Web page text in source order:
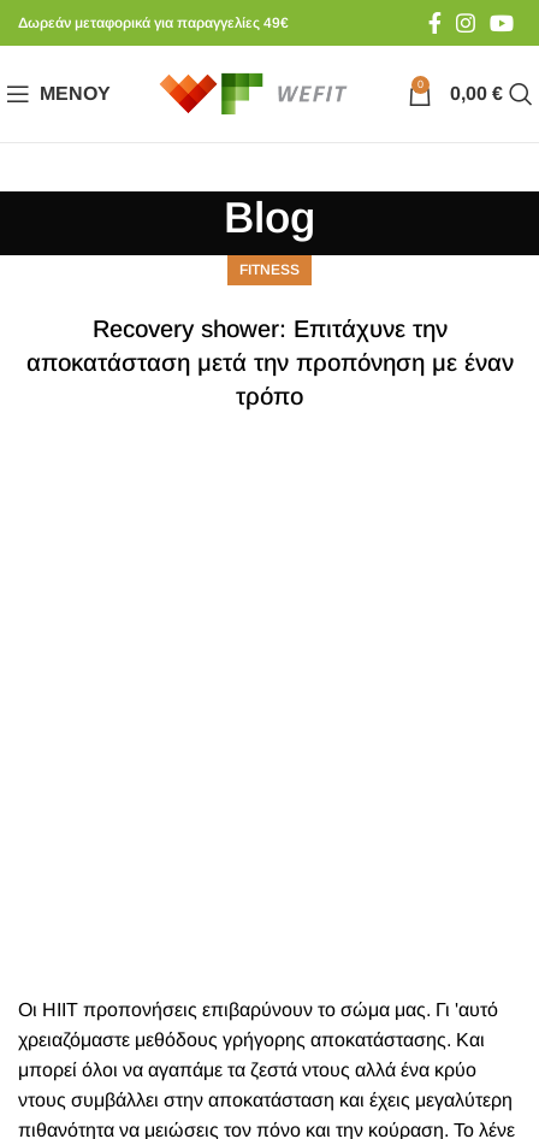
Δωρεάν μεταφορικά για παραγγελίες 49€
ΜΕΝΟΎ 0 0,00 €
Blog
FITNESS
Recovery shower: Επιτάχυνε την
αποκατάσταση μετά την προπόνηση με έναν
τρόπο
Οι HIIT προπονήσεις επιβαρύνουν το σώμα μας. Γι 'αυτό
χρειαζόμαστε μεθόδους γρήγορης αποκατάστασης. Και
μπορεί όλοι να αγαπάμε τα ζεστά ντους αλλά ένα κρύο
ντους συμβάλλει στην αποκατάσταση και έχεις μεγαλύτερη
πιθανότητα να μειώσεις τον πόνο και την κούραση. Το λένε